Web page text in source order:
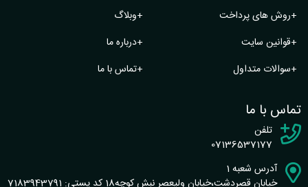
+روش های پرداخت
+قوانین سایت
+سوالات متداول
+وبلاگ
+درباره ما
+تماس با ما
تماس با ما
تلفن
07136537177
آدرس شعبه 1
خیابان قصردشت،خیابان ولیعصر نبش کوچه18 کد پستی: 7183943791